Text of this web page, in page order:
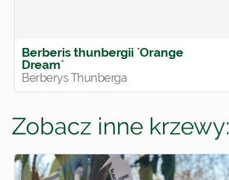
Berberis thunbergii `Orange
Dream`
Berberys Thunberga
Zobacz inne krzewy: